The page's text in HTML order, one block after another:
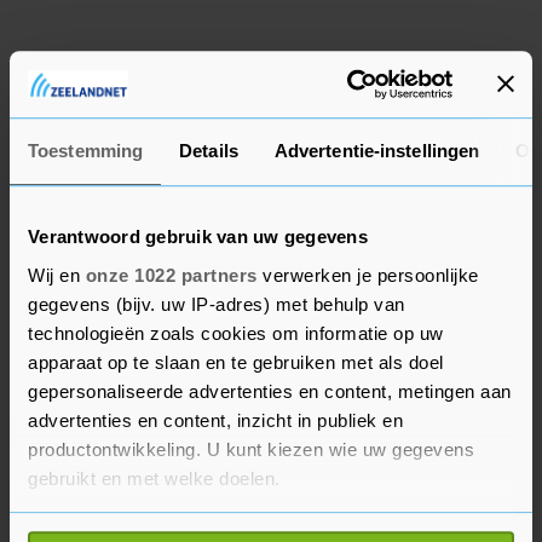
Toestemming Details Advertentie-instellingen
Verantwoord gebruik van uw gegevens
Wij en onze 1022 partners verwerken je persoonlijke
gegevens (bijv. uw IP-adres) met behulp van
technologieën zoals cookies om informatie op uw
apparaat op te slaan en te gebruiken met als doel
gepersonaliseerde advertenties en content, metingen aan
advertenties en content, inzicht in publiek en
productontwikkeling. U kunt kiezen wie uw gegevens
gebruikt en met welke doelen.
Als u het toestaat, willen we ook graag:
module.
NIEUW! Jabra Bluetooth Headset
voor mobiele telefoons.
€ 15,-
Kwadendamme 24 mei '25
BEKIJK MEER ADVERTENTIES
Vergelijkbare advertenties